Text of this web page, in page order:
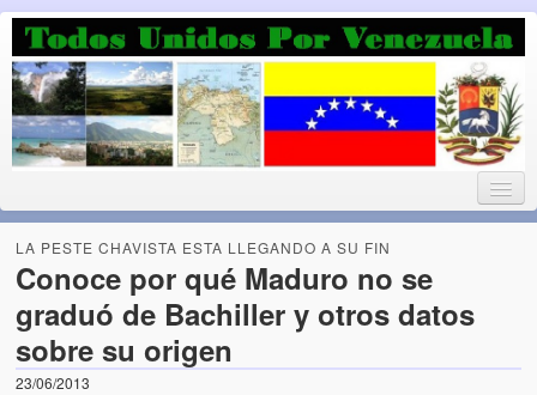
Luchando por la Democracia
Fuera el chavismo, la peor peste que le ha caido a esta tierra
Home
¡Bienvenido!
LA PESTE CHAVISTA ESTA LLEGANDO A SU FIN
Conoce por qué Maduro no se
graduó de Bachiller y otros datos
sobre su origen
23/06/2013